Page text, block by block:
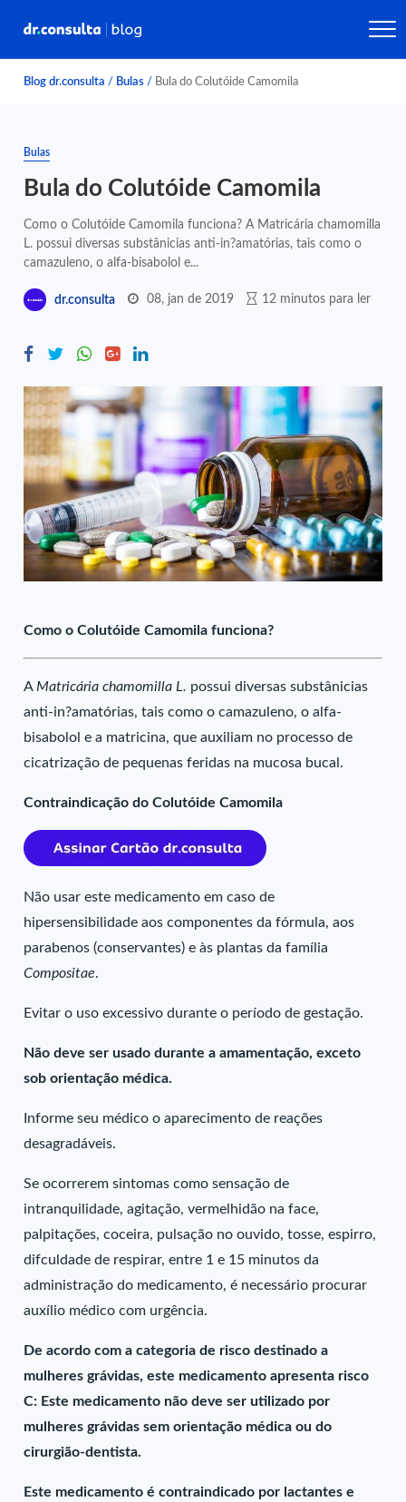
Blog dr.consulta / Bulas / Bula do Colutóide Camomila
Bulas
Bula do Colutóide Camomila
Como o Colutóide Camomila funciona? A Matricária chamomilla
L. possui diversas substânicias anti-in?amatórias, tais como o
camazuleno, o alfa-bisabolol e...
dr.consulta 08, jan de 2019 12 minutos para ler
Como o Colutóide Camomila funciona?
A Matricária chamomilla L. possui diversas substânicias
anti-in?amatórias, tais como o camazuleno, o alfa-
bisabolol e a matricina, que auxiliam no processo de
cicatrização de pequenas feridas na mucosa bucal.
Contraindicação do Colutóide Camomila
Não usar este medicamento em caso de
hipersensibilidade aos componentes da fórmula, aos
parabenos (conservantes) e às plantas da família
Compositae.
Evitar o uso excessivo durante o período de gestação.
Não deve ser usado durante a amamentação, exceto
sob orientação médica.
Informe seu médico o aparecimento de reações
desagradáveis.
Se ocorrerem sintomas como sensação de
intranquilidade, agitação, vermelhidão na face,
palpitações, coceira, pulsação no ouvido, tosse, espirro,
difculdade de respirar, entre 1 e 15 minutos da
administração do medicamento, é necessário procurar
auxílio médico com urgência.
De acordo com a categoria de risco destinado a
mulheres grávidas, este medicamento apresenta risco
C: Este medicamento não deve ser utilizado por
mulheres grávidas sem orientação médica ou do
cirurgião-dentista.
Este medicamento é contraindicado por lactantes e